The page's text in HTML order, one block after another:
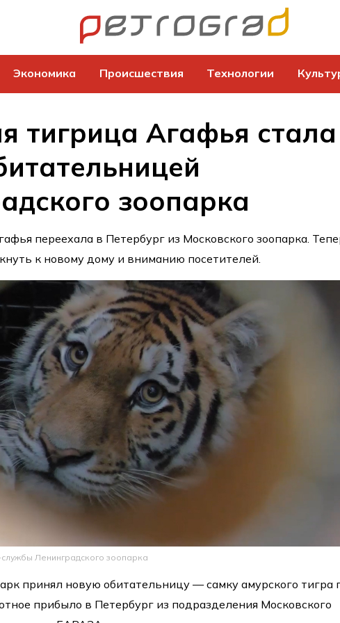
Экономика Происшествия Технологии
тигрица Агафья стала
зоопарка
переехала в Петербург из Московского зоопарка.
к новому дому и вниманию посетителей.
Ленинградского зоопарка
принял новую обитательницу — самку амурского тигра
прибыло в Петербург из подразделения Московского